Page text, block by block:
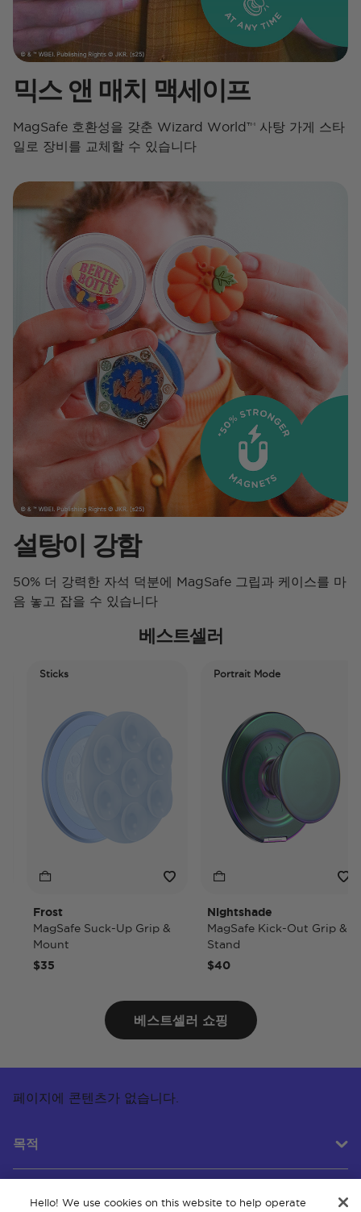
믹스 앤 매치 맥세이프
MagSafe 호환성을 갖춘 Wizard World™ 사탕 가게 스타
일로 장비를 교체할 수 있습니다
설탕이 강함
50% 더 강력한 자석 덕분에 MagSafe 그립과 케이스를 마
음 놓고 잡을 수 있습니다
베스트셀러
Sticks
Frost
MagSafe Suck-Up Grip &
Mount
$35
Portrait Mode
Nightshade
MagSafe Kick-Out Grip &
Stand
$40
베스트셀러 쇼핑
페이지에 콘텐츠가 없습니다.
목적
고객 서비스
Hello! We use cookies on this website to help operate